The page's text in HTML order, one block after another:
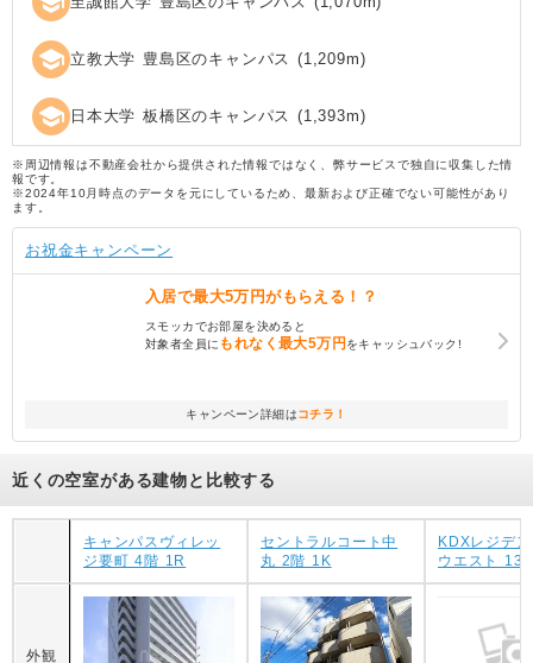
school 立教大学 豊島区のキャンパス (1,209m)
school 日本大学 板橋区のキャンパス (1,393m)
※周辺情報は不動産会社から提供された情報ではなく、弊サービスで独自に収集した情
報です。
※2024年10月時点のデータを元にしているため、最新および正確でない可能性があり
ます。
お祝金キャンペーン
入居で最大5万円がもらえる！？
スモッカでお部屋を決めると
対象者全員に もれなく最大5万円をキャッシュバック!
キャンペーン詳細はコチラ！
近くの空室がある建物と比較する
キャンパスヴィレッ
ジ要町 4階 1R
セントラルコート中
丸 2階 1K
KDXレジデ
ウエスト 13
外観